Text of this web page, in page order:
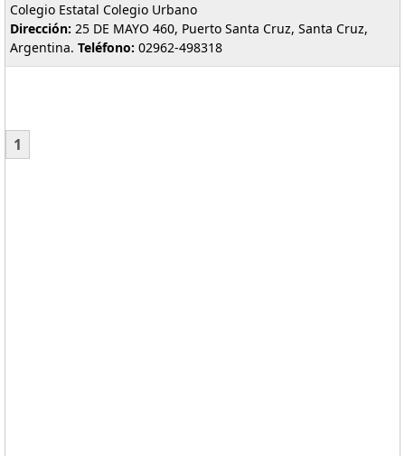
Colegio Estatal Colegio Urbano
Dirección: 25 DE MAYO 460, Puerto Santa Cruz, Santa Cruz,
Argentina. Teléfono: 02962-498318
1